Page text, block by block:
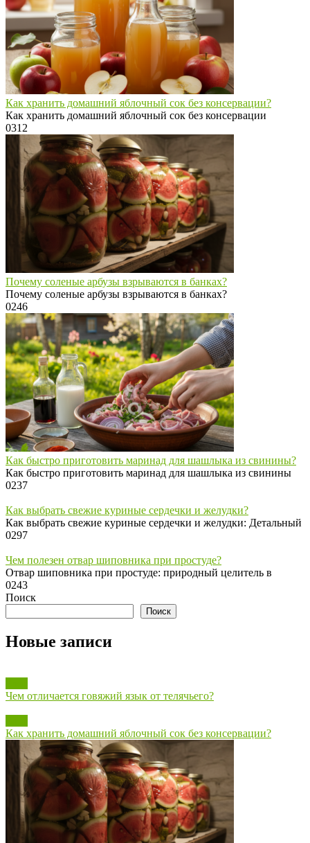
Как хранить домашний яблочный сок без консервации?
Как хранить домашний яблочный сок без консервации
0312
Почему соленые арбузы взрываются в банках?
Почему соленые арбузы взрываются в банках?
0246
Как быстро приготовить маринад для шашлыка из свинины?
Как быстро приготовить маринад для шашлыка из свинины
0237
Как выбрать свежие куриные сердечки и желудки?
Как выбрать свежие куриные сердечки и желудки: Детальный
0297
Чем полезен отвар шиповника при простуде?
Отвар шиповника при простуде: природный целитель в
0243
Поиск
Поиск
Новые записи
Чем отличается говяжий язык от телячьего?
Как хранить домашний яблочный сок без консервации?